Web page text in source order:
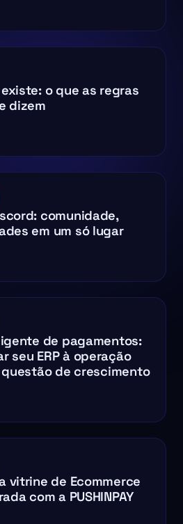
o que as regras
dizem
comunidade,
em um só lugar
de pagamentos:
seu ERP à operação
de crescimento
vitrine de Ecommerce
com a PUSHINPAY